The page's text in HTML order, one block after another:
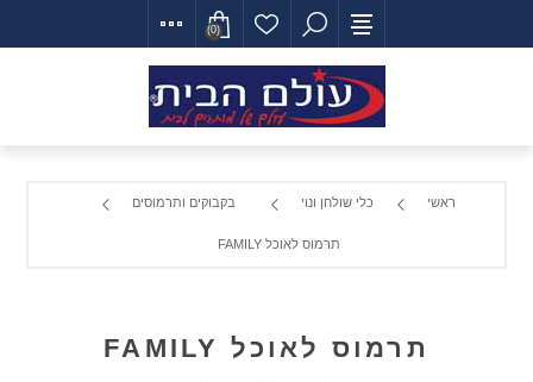
(0)
ראשי כלי שולחן ונוי בקבוקים ותרמוסים
תרמוס לאוכל FAMILY
תרמוס לאוכל FAMILY